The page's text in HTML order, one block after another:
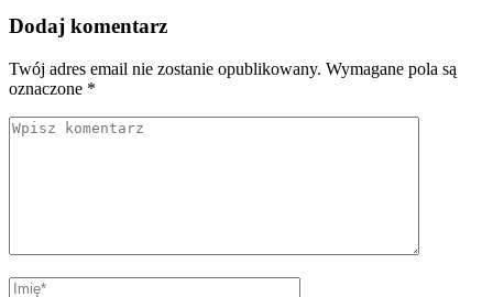
Dodaj komentarz
Twój adres email nie zostanie opublikowany. Wymagane pola są
oznaczone *
Comment
Imię*